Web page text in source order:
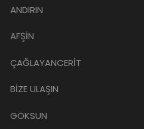
ANDIRIN
AFŞİN
ÇAĞLAYANCERİT
BİZE ULAŞIN
GÖKSUN